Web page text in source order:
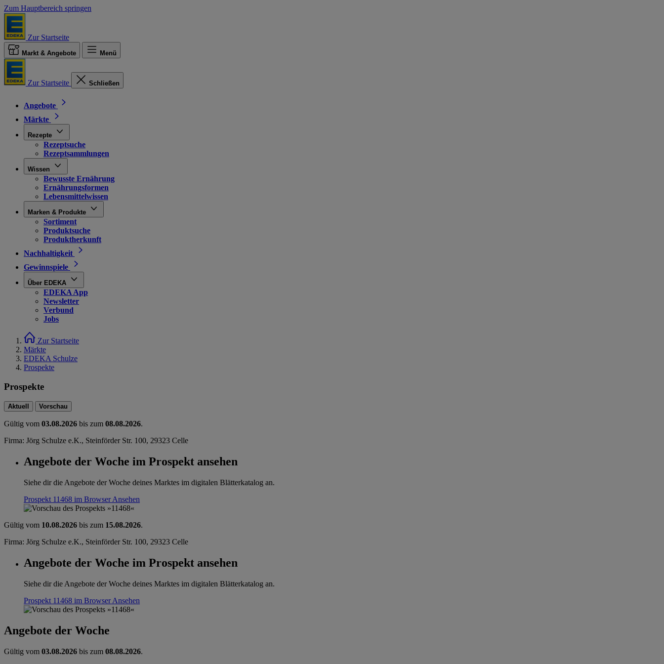
Zum Hauptbereich springen
Zur Startseite
Markt & Angebote Menü
Zur Startseite Schließen
Angebote
Märkte
Rezepte
Rezeptsuche
Rezeptsammlungen
Wissen
Bewusste Ernährung
Ernährungsformen
Lebensmittelwissen
Marken & Produkte
Sortiment
Produktsuche
Produktherkunft
Nachhaltigkeit
Gewinnspiele
Über EDEKA
EDEKA App
Newsletter
Verbund
Jobs
Zur Startseite
Märkte
EDEKA Schulze
Prospekte
Prospekte
Aktuell Vorschau
Gültig vom 03.08.2026 bis zum 08.08.2026.
Firma: Jörg Schulze e.K., Steinförder Str. 100, 29323 Celle
Angebote der Woche im Prospekt ansehen
Siehe dir die Angebote der Woche deines Marktes im digitalen Blätterkatalog an.
Prospekt 11468 im BrowserAnsehen
Gültig vom 10.08.2026 bis zum 15.08.2026.
Firma: Jörg Schulze e.K., Steinförder Str. 100, 29323 Celle
Angebote der Woche im Prospekt ansehen
Siehe dir die Angebote der Woche deines Marktes im digitalen Blätterkatalog an.
Prospekt 11468 im BrowserAnsehen
Angebote der Woche
Gültig vom 03.08.2026 bis zum 08.08.2026.